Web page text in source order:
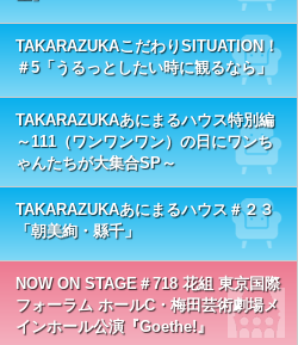
TAKARAZUKAこだわりSITUATION！
＃5「うるっとしたい時に観るなら」
TAKARAZUKAあにまるハウス特別編
～111（ワンワンワン）の日にワンち
ゃんたちが大集合SP～
TAKARAZUKAあにまるハウス＃２３
「朝美絢・縣千」
NOW ON STAGE＃718 花組 東京国際
フォーラム ホールC・梅田芸術劇場メ
インホール公演『Goethe!』